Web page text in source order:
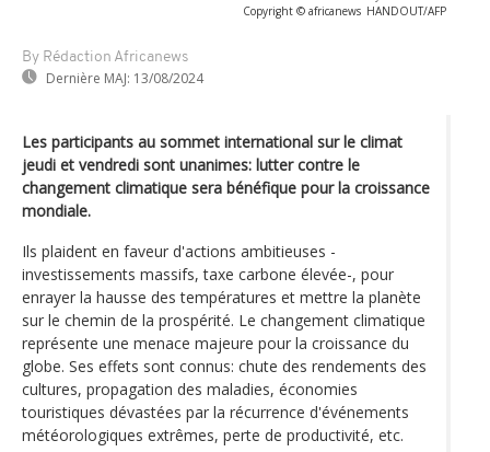
Copyright © africanews HANDOUT/AFP
By Rédaction Africanews
Dernière MAJ: 13/08/2024
Les participants au sommet international sur le climat
jeudi et vendredi sont unanimes: lutter contre le
changement climatique sera bénéfique pour la croissance
mondiale.
Ils plaident en faveur d'actions ambitieuses -
investissements massifs, taxe carbone élevée-, pour
enrayer la hausse des températures et mettre la planète
sur le chemin de la prospérité. Le changement climatique
représente une menace majeure pour la croissance du
globe. Ses effets sont connus: chute des rendements des
cultures, propagation des maladies, économies
touristiques dévastées par la récurrence d'événements
météorologiques extrêmes, perte de productivité, etc.